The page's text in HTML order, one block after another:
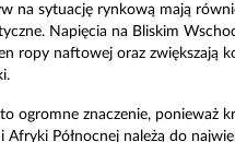
na sytuację rynkową mają
Napięcia na Bliskim
ropy naftowej oraz zwiększają
ogromne znaczenie, ponieważ
Afryki Północnej należą do